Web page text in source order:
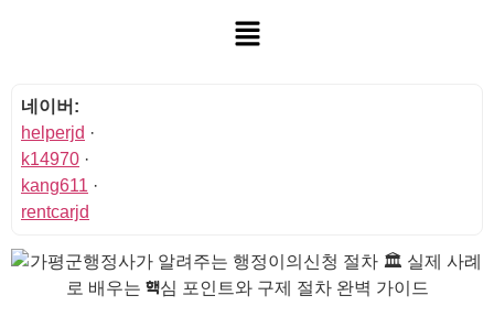
네이버:
helperjd ·
k14970 ·
kang611 ·
rentcarjd